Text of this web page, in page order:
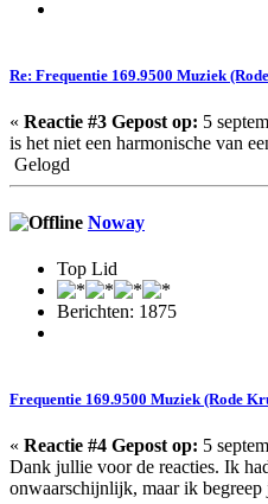
Re: Frequentie 169.9500 Muziek
« Reactie #3 Gepost op: 5
is het niet een harmonische van
Gelogd
Noway
Top Lid
Berichten: 1875
Frequentie 169.9500 Muziek (Rode
« Reactie #4 Gepost op: 5
Dank jullie voor de reacties. Ik
onwaarschijnlijk, maar ik